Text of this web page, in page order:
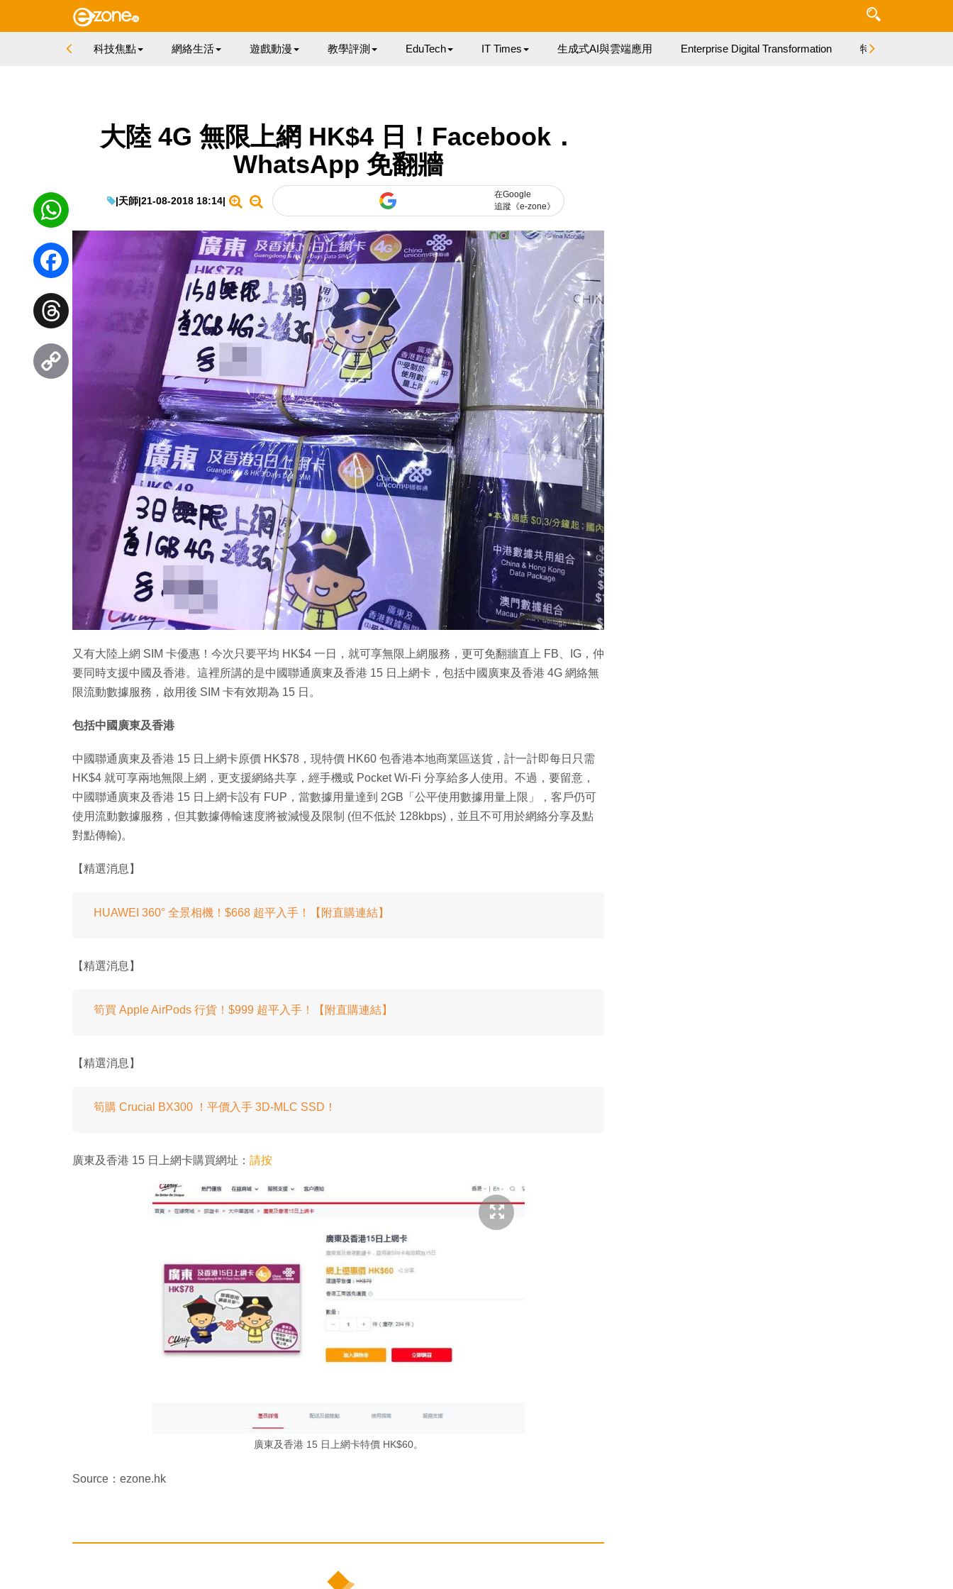
科技焦點 網絡生活 遊戲動漫 教學評測 EduTech IT Times 生成式AI與雲端應用 Enterprise Digital Transformation 特集
大陸 4G 無限上網 HK$4 日！Facebook．
WhatsApp 免翻牆
|天師|21-08-2018 18:14|
在Google
追蹤《e-zone》
又有大陸上網 SIM 卡優惠！今次只要平均 HK$4 一日，就可享無限上網服務，更可免翻牆直上 FB、IG，仲
要同時支援中國及香港。這裡所講的是中國聯通廣東及香港 15 日上網卡，包括中國廣東及香港 4G 網絡無
限流動數據服務，啟用後 SIM 卡有效期為 15 日。
包括中國廣東及香港
中國聯通廣東及香港 15 日上網卡原價 HK$78，現特價 HK60 包香港本地商業區送貨，計一計即每日只需
HK$4 就可享兩地無限上網，更支援網絡共享，經手機或 Pocket Wi-Fi 分享給多人使用。不過，要留意，
中國聯通廣東及香港 15 日上網卡設有 FUP，當數據用量達到 2GB「公平使用數據用量上限」，客戶仍可
使用流動數據服務，但其數據傳輸速度將被減慢及限制 (但不低於 128kbps)，並且不可用於網絡分享及點
對點傳輸)。
【精選消息】
HUAWEI 360° 全景相機！$668 超平入手！【附直購連結】
【精選消息】
筍買 Apple AirPods 行貨！$999 超平入手！【附直購連結】
【精選消息】
筍購 Crucial BX300 ！平價入手 3D-MLC SSD！
廣東及香港 15 日上網卡購買網址： 請按
廣東及香港 15 日上網卡特價 HK$60。
Source：ezone.hk
WhatsApp
Facebook
Threads